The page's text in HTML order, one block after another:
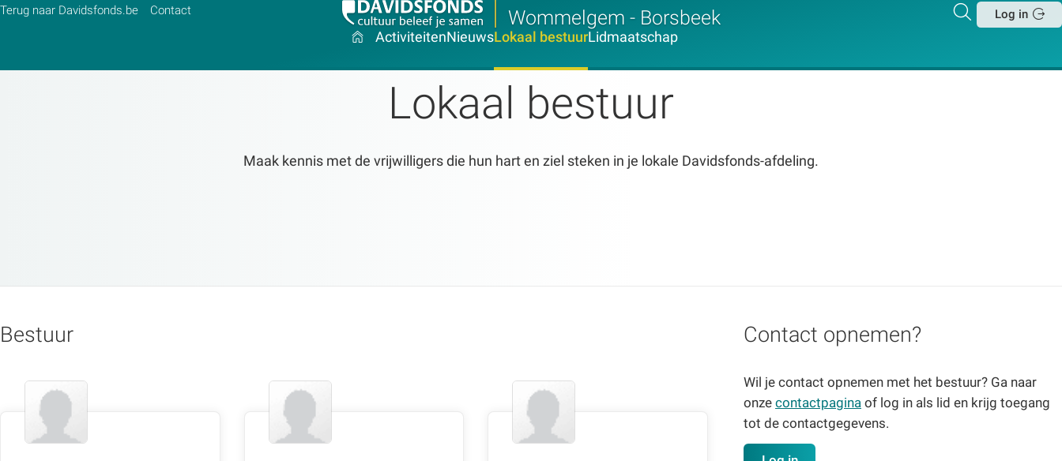
Terug naar Davidsfonds.be Contact Wommelgem - Borsbeek Zoeken
Log in
ActiviteitenNieuwsLokaal bestuurLidmaatschap
Lokaal bestuur
Maak kennis met de vrijwilligers die hun hart en ziel steken in je lokale Davidsfonds-afdeling.
Bestuur Contact opnemen?
Wil je contact opnemen met het bestuur? Ga naar
onzecontactpagina of log in als lid en krijg toegang
tot de contactgegevens.